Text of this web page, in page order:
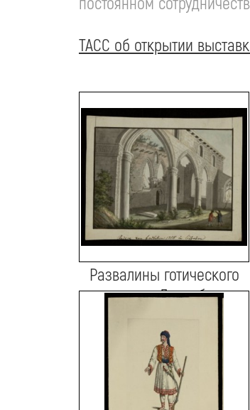
ТАСС об открытии
Развалины готического
здания в Лиссабоне
1755 года. Неизвестный
художник Бумага,
акварель. Конец XVIII –
начало XIX в.